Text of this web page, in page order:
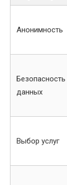
Анонимность
Безопасность
данных
Выбор услуг